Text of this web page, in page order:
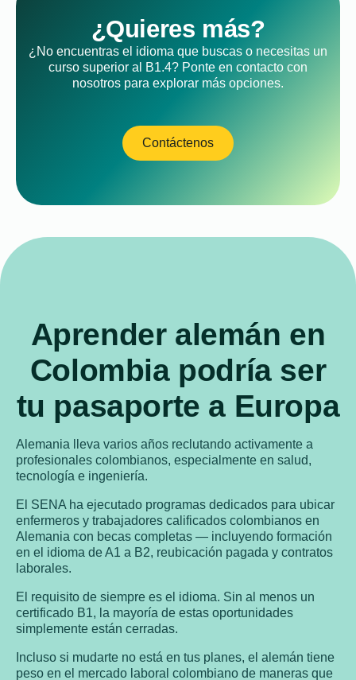
¿Quieres más?
¿No encuentras el idioma que buscas o necesitas un
curso superior al B1.4? Ponte en contacto con
nosotros para explorar más opciones.
Contáctenos
Aprender alemán en
Colombia podría ser
tu pasaporte a Europa
Alemania lleva varios años reclutando activamente a
profesionales colombianos, especialmente en salud,
tecnología e ingeniería.
El SENA ha ejecutado programas dedicados para ubicar
enfermeros y trabajadores calificados colombianos en
Alemania con becas completas — incluyendo formación
en el idioma de A1 a B2, reubicación pagada y contratos
laborales.
El requisito de siempre es el idioma. Sin al menos un
certificado B1, la mayoría de estas oportunidades
simplemente están cerradas.
Incluso si mudarte no está en tus planes, el alemán tiene
peso en el mercado laboral colombiano de maneras que